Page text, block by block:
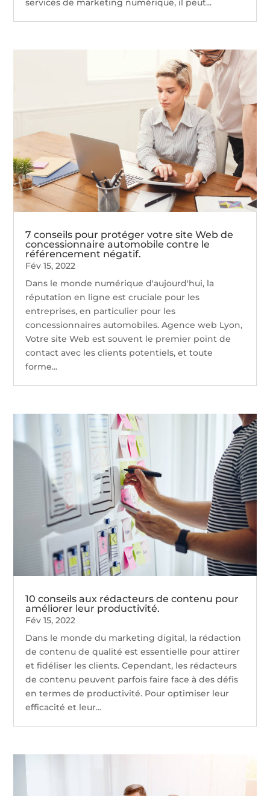
services de marketing numérique, il peut...
7 conseils pour protéger votre site Web de
concessionnaire automobile contre le
référencement négatif.
Fév 15, 2022
Dans le monde numérique d'aujourd'hui, la
réputation en ligne est cruciale pour les
entreprises, en particulier pour les
concessionnaires automobiles. Agence web Lyon,
Votre site Web est souvent le premier point de
contact avec les clients potentiels, et toute
forme...
10 conseils aux rédacteurs de contenu pour
améliorer leur productivité.
Fév 15, 2022
Dans le monde du marketing digital, la rédaction
de contenu de qualité est essentielle pour attirer
et fidéliser les clients. Cependant, les rédacteurs
de contenu peuvent parfois faire face à des défis
en termes de productivité. Pour optimiser leur
efficacité et leur...